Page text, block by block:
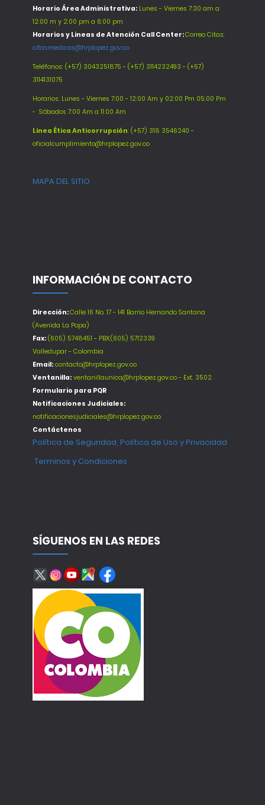
Horario Área Administrativa: Lunes - Viernes 7:30 am a
12:00 m y 2:00 pm a 6:00 pm
Horarios y Lineas de Atención Call Center:Correo Citas:
citasmedicas@hrplopez.gov.co
Teléfonos: (+57) 3043251875 - (+57) 3114232493 - (+57)
3114131075
Horarios: Lunes - Viernes 7:00 - 12:00 Am y 02:00 Pm 05:00 Pm
- Sábados 7:00 Am a 11:00 Am
Línea Ética Anticorrupción: (+57) 318 3546240 -
oficialcumplimiento@hrplopez.gov.co
MAPA DEL SITIO
INFORMACIÓN DE CONTACTO
Dirección:Calle 16 No. 17 - 141 Barrio Hernando Santana
(Avenida La Popa)
Fax: (605) 5748451 - PBX:(605) 5712339
Valledupar - Colombia
Email: contacto@hrplopez.gov.co
Ventanilla: ventanillaunica@hrplopez.gov.co - Ext. 3502
Formulario para PQR
Notificaciones Judiciales:
notificacionesjudiciales@hrplopez.gov.co
Contáctenos
Política de Seguridad, Política de Uso y Privacidad
Terminos y Condiciones
SÍGUENOS EN LAS REDES